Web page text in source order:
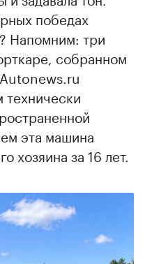
победах
Напомним: три
собранном
технически
эта машина
хозяина за 16 лет.